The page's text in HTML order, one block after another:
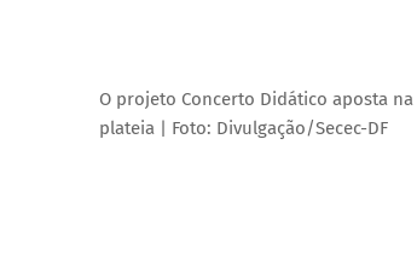
O projeto Concerto Didático aposta
plateia | Foto: Divulgação/Secec-DF